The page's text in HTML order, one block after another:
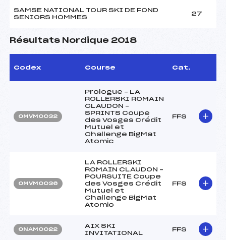
SAMSE NATIONAL TOUR SKI DE FOND
SENIORS HOMMES
27
Résultats Nordique 2018
Codex Course Cat.
OMVM0032
Prologue – LA
ROLLERSKI ROMAIN
CLAUDON –
SPRINTS Coupe
des Vosges Crédit
Mutuel et
Challenge BigMat
Atomic
FFS
OMVM0036
LA ROLLERSKI
ROMAIN CLAUDON –
POURSUITE Coupe
des Vosges Crédit
Mutuel et
Challenge BigMat
Atomic
FFS
ONAM0022
AIX SKI
INVITATIONAL
FFS